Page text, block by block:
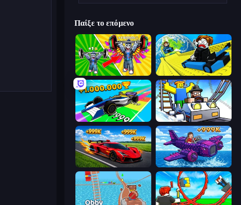
Παίξε το επόμενο
Obby: Gym Simulator, Escape Cart Ride Danger Mount
Obby Car Challenge: Drive Obby: Ride Carts
Obby Plane Power Challenge: Fly